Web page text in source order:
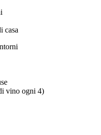
casa
vino ogni 4)